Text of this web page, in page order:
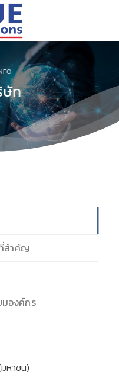
ษัท
สำคัญ
องค์กร
หาชน)